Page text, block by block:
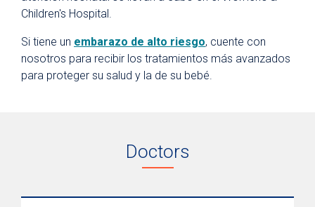
Children's Hospital.
Si tiene un embarazo de alto riesgo, cuente con
nosotros para recibir los tratamientos más avanzados
para proteger su salud y la de su bebé.
Doctors